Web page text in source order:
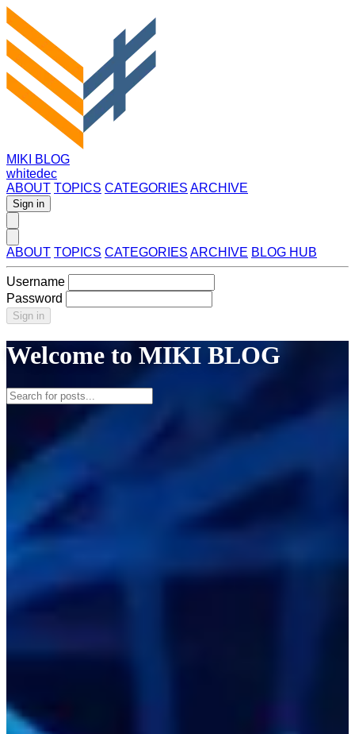
MIKI BLOG
whitedec
ABOUT TOPICS CATEGORIES ARCHIVE
Sign in
ABOUT TOPICS CATEGORIES ARCHIVE BLOG HUB
Username
Password
Sign in
Welcome to MIKI BLOG